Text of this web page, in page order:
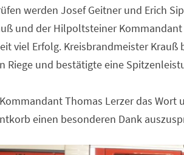
werden Josef Geitner und Erich
und der Hilpoltsteiner
viel Erfolg. Kreisbrandmeister
Riege und bestätigte eine
Thomas Lerzer das Wort
einen besonderen Dank